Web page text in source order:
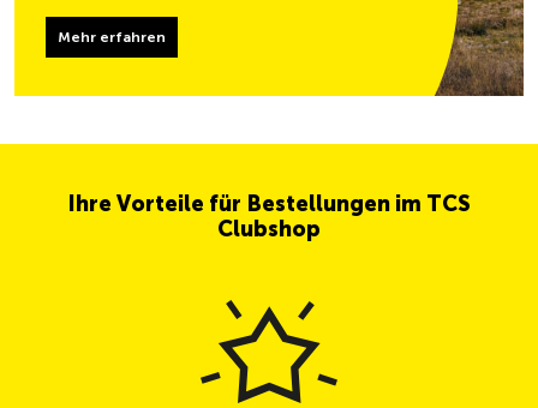
Mehr erfahren
Ihre Vorteile für Bestellungen im TCS
Clubshop